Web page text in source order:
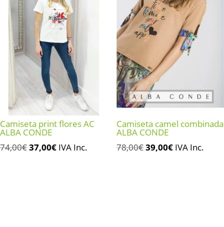
Camiseta print flores AC
ALBA CONDE
74,00€El
37,00€ElIVA Inc.
Camiseta camel combinada
ALBA CONDE
78,00€El
39,00€ElIVA Inc.